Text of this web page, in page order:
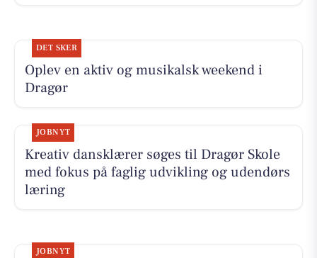
DET SKER
Oplev en aktiv og musikalsk weekend i
Dragør
JOBNYT
Kreativ dansklærer søges til Dragør Skole
med fokus på faglig udvikling og udendørs
læring
JOBNYT